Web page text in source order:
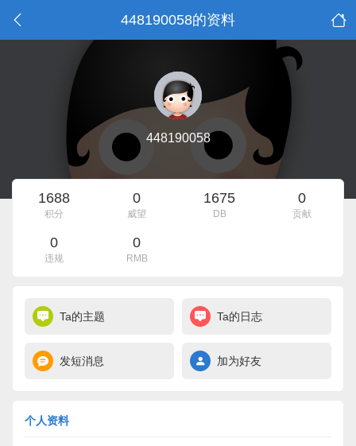
448190058的资料
448190058
1688
积分
0
威望
1675
DB
0
贡献
0
违规
0
RMB
Ta的主题 Ta的日志
发短消息 加为好友
个人资料